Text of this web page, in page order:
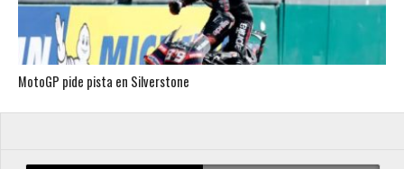
MotoGP pide pista en Silverstone